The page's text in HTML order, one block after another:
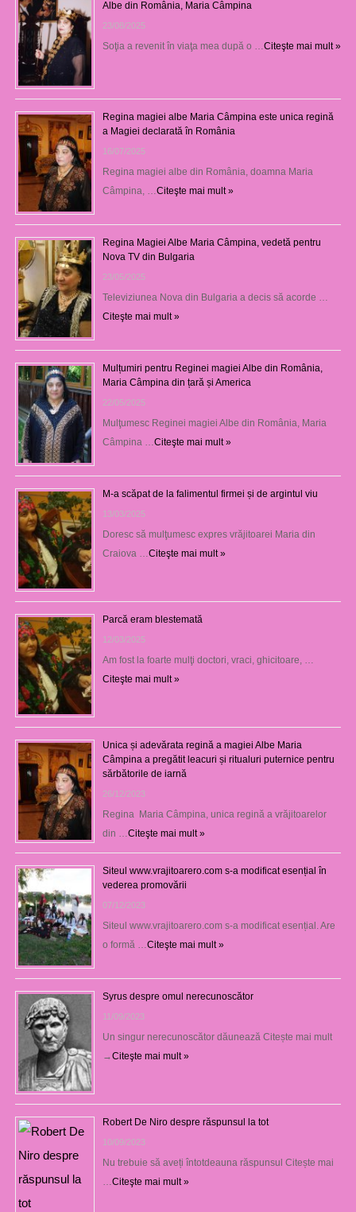
Albe din România, Maria Câmpina
23/08/2025
Soţia a revenit în viaţa mea după o … Citeşte mai mult »
Regina magiei albe Maria Câmpina este unica regină
a Magiei declarată în România
16/07/2025
Regina magiei albe din România, doamna Maria
Câmpina, … Citeşte mai mult »
Regina Magiei Albe Maria Câmpina, vedetă pentru
Nova TV din Bulgaria
23/05/2025
Televiziunea Nova din Bulgaria a decis să acorde …
Citeşte mai mult »
Mulțumiri pentru Reginei magiei Albe din România,
Maria Câmpina din țară și America
22/05/2025
Mulţumesc Reginei magiei Albe din România, Maria
Câmpina … Citeşte mai mult »
M-a scăpat de la falimentul firmei și de argintul viu
13/03/2025
Doresc să mulţumesc expres vrăjitoarei Maria din
Craiova … Citeşte mai mult »
Parcă eram blestemată
12/03/2025
Am fost la foarte mulţi doctori, vraci, ghicitoare, …
Citeşte mai mult »
Unica și adevărata regină a magiei Albe Maria
Câmpina a pregătit leacuri și ritualuri puternice pentru
sărbătorile de iarnă
26/12/2023
Regina Maria Câmpina, unica regină a vrăjitoarelor
din … Citeşte mai mult »
Siteul www.vrajitoarero.com s-a modificat esențial în
vederea promovării
07/12/2023
Siteul www.vrajitoarero.com s-a modificat esențial. Are
o formă … Citeşte mai mult »
Syrus despre omul nerecunoscător
11/09/2023
Un singur nerecunoscător dăunează Citește mai mult
→Citeşte mai mult »
Robert De Niro despre răspunsul la tot
10/09/2023
Nu trebuie să aveți întotdeauna răspunsul Citește mai
Citeşte mai mult »